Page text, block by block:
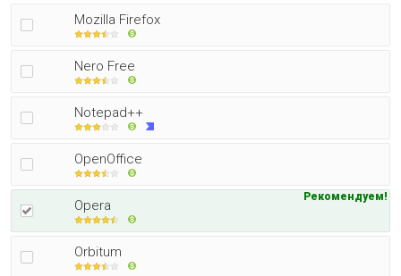
Mozilla Firefox
Nero Free
Notepad++
OpenOffice
Opera
Рекомендуем!
Orbitum